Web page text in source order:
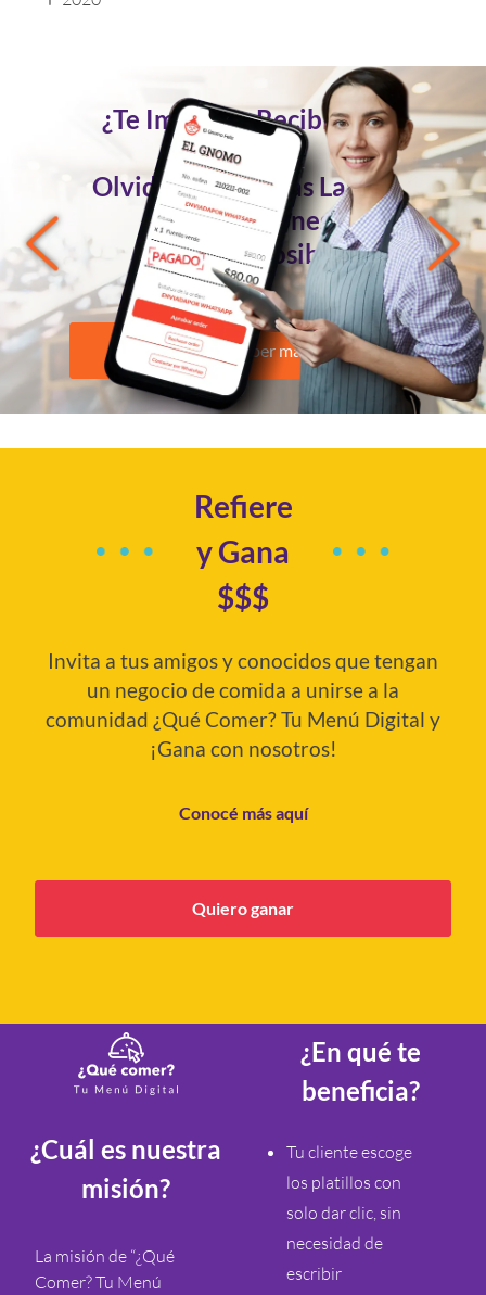
¿Te Imaginas Recibir Tus
Pedidos
Olvidándote de las Largas
Conversaciones?
Ahora es Posible
Quiero saber más
Refiere
y Gana
$$$
Invita a tus amigos y conocidos que tengan
un negocio de comida a unirse a la
comunidad ¿Qué Comer? Tu Menú Digital y
¡Gana con nosotros!
Conocé más aquí
Quiero ganar
¿Cuál es nuestra
misión?
La misión de “¿Qué
Comer? Tu Menú
¿En qué te
beneficia?
Tu cliente escoge
los platillos con
solo dar clic, sin
necesidad de
escribir